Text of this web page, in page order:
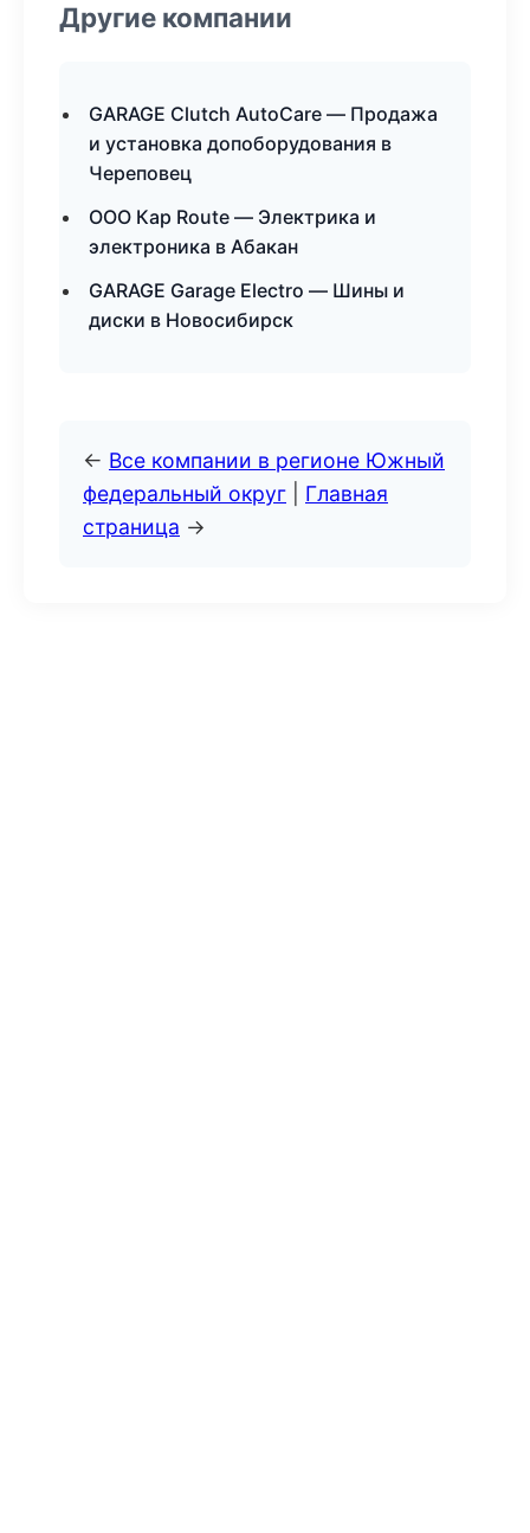
Другие компании
GARAGE Clutch AutoCare — Продажа
и установка допоборудования в
Череповец
ООО Кар Route — Электрика и
электроника в Абакан
GARAGE Garage Electro — Шины и
диски в Новосибирск
← Все компании в регионе Южный
федеральный округ
Главная
страница →